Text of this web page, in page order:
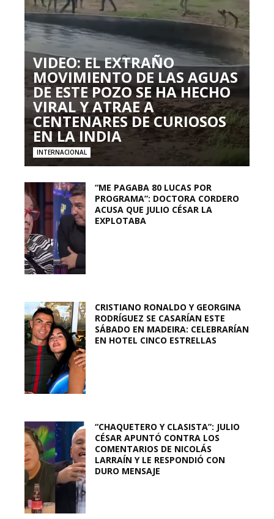
VIDEO: EL EXTRAÑO
MOVIMIENTO DE LAS AGUAS
DE ESTE POZO SE HA HECHO
VIRAL Y ATRAE A
CENTENARES DE CURIOSOS
EN LA INDIA
INTERNACIONAL
“ME PAGABA 80 LUCAS POR
PROGRAMA”: DOCTORA CORDERO
ACUSA QUE JULIO CÉSAR LA
EXPLOTABA
CRISTIANO RONALDO Y GEORGINA
RODRÍGUEZ SE CASARÍAN ESTE
SÁBADO EN MADEIRA: CELEBRARÍAN
EN HOTEL CINCO ESTRELLAS
“CHAQUETERO Y CLASISTA”: JULIO
CÉSAR APUNTÓ CONTRA LOS
COMENTARIOS DE NICOLÁS
LARRAÍN Y LE RESPONDIÓ CON
DURO MENSAJE